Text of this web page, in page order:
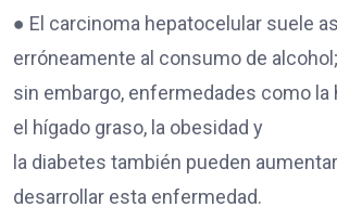
● El carcinoma hepatocelular suele
erróneamente al consumo de alcohol;
sin embargo, enfermedades como la
el hígado graso, la obesidad y
la diabetes también pueden
desarrollar esta enfermedad.